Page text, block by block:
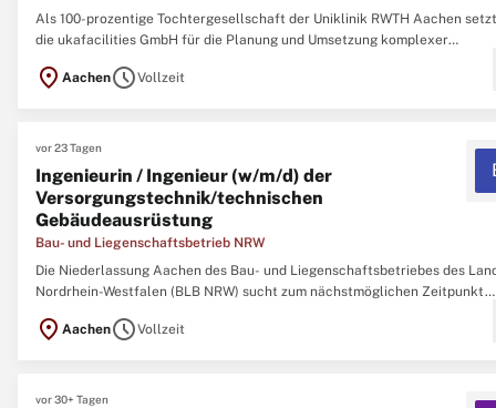
Als 100-prozentige Tochtergesellschaft der Uniklinik RWTH Aachen
die ukafacilities GmbH für die Planung und Umsetzung komplexer
Krankenversorgung, Forschung und Lehre an Gebäude stellen, ganz
location_on AachenscheduleVollzeit
vor 23 Tagen
Ingenieurin / Ingenieur (w/m/d) der
Versorgungstechnik/technischen
Gebäudeausrüstung
Bau- und Liegenschaftsbetrieb NRW
Die Niederlassung Aachen des Bau- und Liegenschaftsbetriebes des
Nordrhein-Westfalen (BLB NRW) sucht zum nächstmöglichen Zeitpunkt
Versorgungstechnik/technischen Gebäudeausrüstung Der Bau- und
location_on AachenscheduleVollzeit
vor 30+ Tagen